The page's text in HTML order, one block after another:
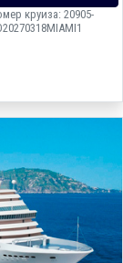
круиза: 20905-